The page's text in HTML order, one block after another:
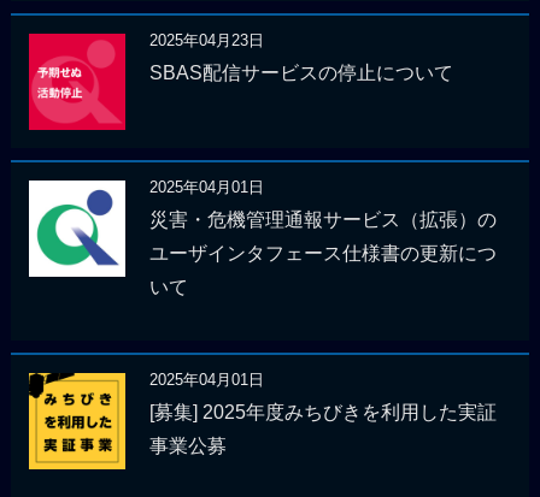
2025年04月23日
SBAS配信サービスの停止について
2025年04月01日
災害・危機管理通報サービス（拡張）の
ユーザインタフェース仕様書の更新につ
いて
2025年04月01日
[募集] 2025年度みちびきを利用した実証
事業公募